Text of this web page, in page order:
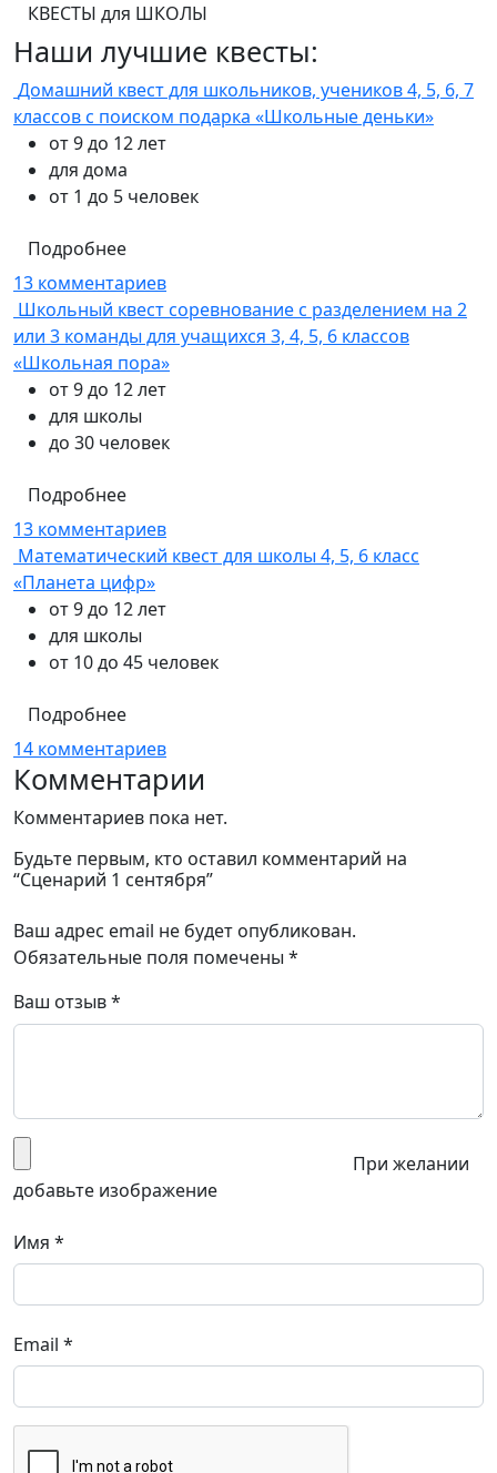
КВЕСТЫ для ШКОЛЫ
Наши лучшие квесты:
Домашний квест для школьников, учеников 4, 5, 6, 7
классов с поиском подарка «Школьные деньки»
от 9 до 12 лет
для дома
от 1 до 5 человек
Подробнее
13 комментариев
Школьный квест соревнование с разделением на 2
или 3 команды для учащихся 3, 4, 5, 6 классов
«Школьная пора»
от 9 до 12 лет
для школы
до 30 человек
Подробнее
13 комментариев
Математический квест для школы 4, 5, 6 класс
«Планета цифр»
от 9 до 12 лет
для школы
от 10 до 45 человек
Подробнее
14 комментариев
Комментарии
Комментариев пока нет.
Будьте первым, кто оставил комментарий на
“Сценарий 1 сентября”
Ваш адрес email не будет опубликован.
Обязательные поля помечены *
Ваш отзыв*
При желании
добавьте изображение
Имя *
Email *